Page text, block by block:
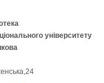
університету